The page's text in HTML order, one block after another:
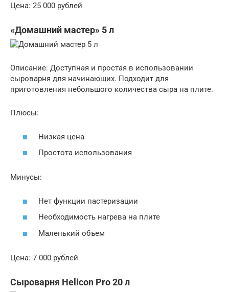
Цена: 25 000 рублей
«Домашний мастер» 5 л
Описание: Доступная и простая в использовании
сыроварня для начинающих. Подходит для
приготовления небольшого количества сыра на плите.
Плюсы:
Низкая цена
Простота использования
Минусы:
Нет функции пастеризации
Необходимость нагрева на плите
Маленький объем
Цена: 7 000 рублей
Сыроварня Helicon Pro 20 л